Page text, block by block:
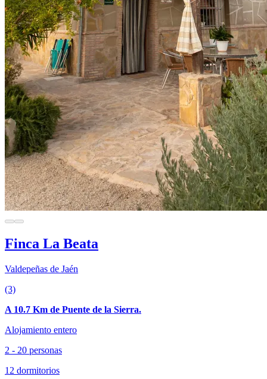
Finca La Beata
Valdepeñas de Jaén
(3)
A 10.7 Km de Puente de la Sierra.
Alojamiento entero
2 - 20 personas
12 dormitorios